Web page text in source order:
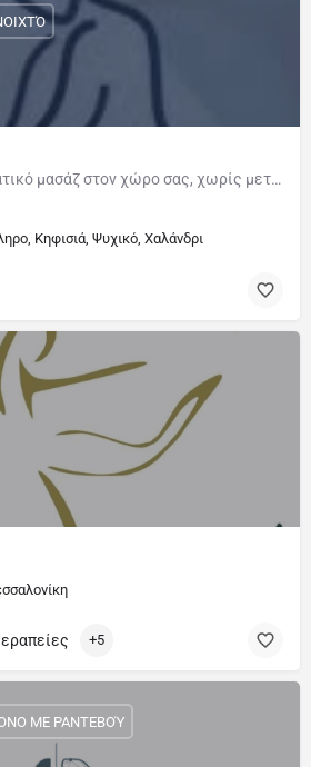
Απολαύστε επαγγελματικό μασάζ στον χώρο σας, χωρίς μετακινήσεις και ταλαιπωρία. Οι συνεδρίες προσαρμόζονται…
Κηφισιά, Ψυχικό, Χαλάνδρι
+5
ΜΕ ΡΑΝΤΕΒΟΎ